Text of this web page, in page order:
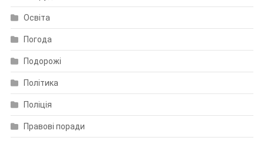
Освіта
Погода
Подорожі
Політика
Поліція
Правові поради